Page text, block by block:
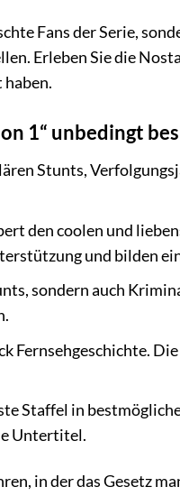
Fans der Serie,
Erleben Sie die
haben.
1“ unbedingt
Stunts,
den coolen und
und bilden
sondern auch
Fernsehgeschichte.
Staffel in
Untertitel.
in der das Gesetz